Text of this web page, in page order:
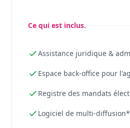
Ce qui est inclus.
Assistance juridique &
Espace back-office pour
Registre des mandats
Logiciel de multi-diffusion*